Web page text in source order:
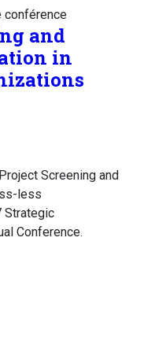
conférence
and
in
Screening and
less
Strategic
Conference.